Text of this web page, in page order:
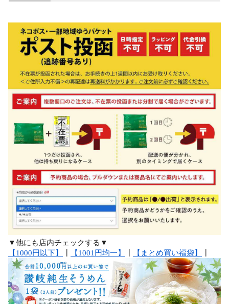
▼他にも店内チェックする▼
【1000円以下】
【1001円均一】 【まとめ買い福袋】